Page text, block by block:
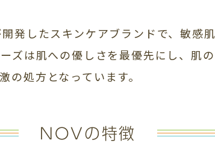
発したスキンケアブランドで、敏感
ズは肌への優しさを最優先にし、肌
の処方となっています。
NOVの特徴